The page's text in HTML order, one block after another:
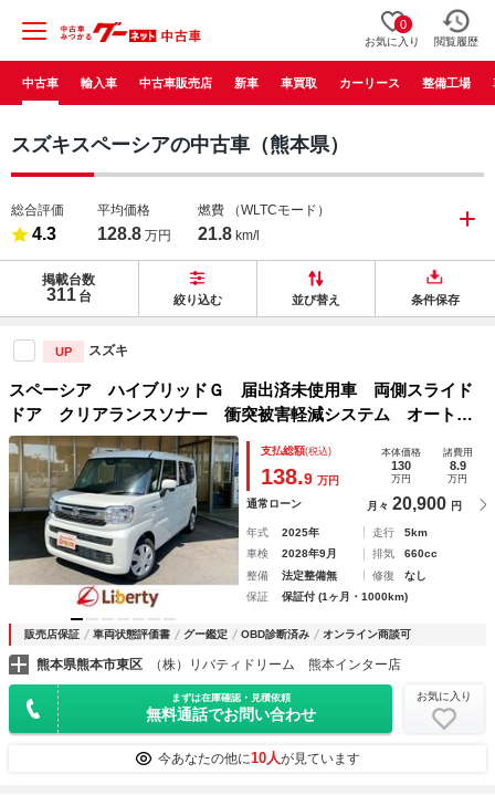
0
お気に入り 閲覧履歴
中古車 輸入車 中古車販売店 新車 車買取 カーリース 整備工場
スズキスペーシアの中古車（熊本県）
総合評価
4.3
平均価格
128.8 万円
燃費 （WLTCモード）
21.8 km/l
掲載台数
311 台 絞り込む 並び替え 条件保存
UP スズキ
スペーシア ハイブリッドＧ 届出済未使用車 両側スライド
ドア クリアランスソナー 衝突被害軽減システム オートラ
イト ＬＥＤヘッドランプ スマートキー アイドリングスト
ップ 電動格納ミラー ベンチシート ＣＶＴ 盗難防止シス
テム
支払総額(税込)
138.9 万円
本体価格
130
万円
諸費用
8.9
万円
通常ローン 月々 20,900 円
年式 2025年 走行
5km
車検
2028年9月 排気
660cc
整備
法定整備無 修復
なし
保証
保証付 (1ヶ月・1000km)
販売店保証 車両状態評価書 グー鑑定 OBD診断済み オンライン商談可
熊本県熊本市東区 （株）リバティドリーム 熊本インター店
まずは在庫確認・見積依頼
無料通話でお問い合わせ
お気に入り
今あなたの他に10人が見ています